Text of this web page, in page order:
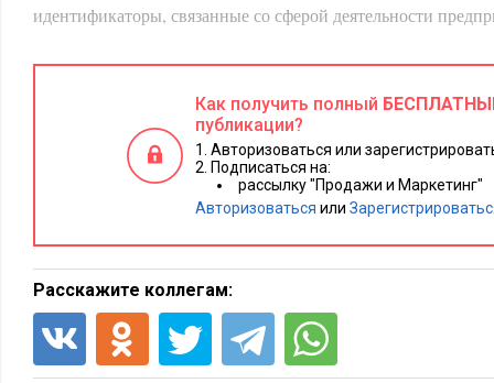
идентификаторы, связанные со сферой деятельности
Завод бетонно-керамзитных плит, строивший
производство жилых домов. Когда к нам обратились за
мы ответили, что перепрофилировать необходимо не сам
продукцию и, соответственно, идентификаторы
Нужно превратить «недостатки» продукции«Бекерона»в…
Не очень прочный материал предусматривает
теплоизоляция и сохранение энергии. Бетонно-
высотного строительства? Нужно строить дома малой
комнаты в квартирах? Так это улучшенная планировка!
Как получить полный
публикации?
Авторизоваться или
Подписаться на:
рассылку "Продажи и Маркетинг"
Авторизоваться или
Расскажите коллегам: